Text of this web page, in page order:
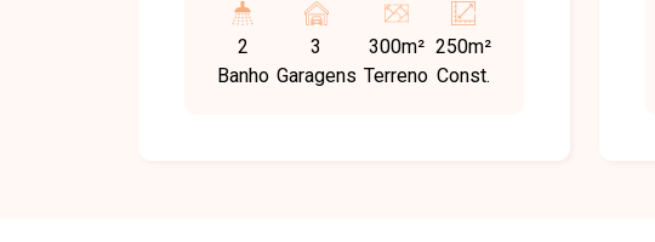
cidade, proximidade de áreas
comerciais consolidadas e
infraestrutura completa. É uma região
2
Banho
3
Garagens
300m²
Terreno
250m²
Const.